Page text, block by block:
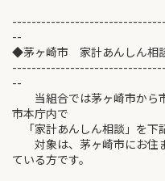
--
◆茅ヶ崎市 家計あんしん相
--
当組合では茅ヶ崎市から
市本庁内で
「家計あんしん相談」を下
対象は、茅ヶ崎市にお住
ている方です。